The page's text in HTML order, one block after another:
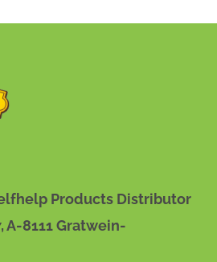
DIE
OPTIONEN
KÖNNEN
Products Distributor
A-8111 Gratwein-